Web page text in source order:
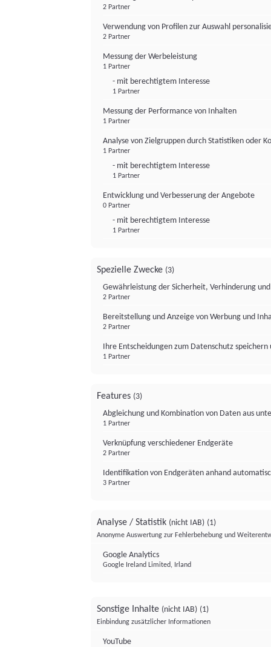
2 Partner
Verwendung von Profilen zur Auswahl
2 Partner
Messung der Werbeleistung
1 Partner
- mit berechtigtem Interesse
1 Partner
Messung der Performance von Inhalten
1 Partner
Analyse von Zielgruppen durch Statistiken oder
1 Partner
- mit berechtigtem Interesse
1 Partner
Entwicklung und Verbesserung der Angebote
0 Partner
- mit berechtigtem Interesse
1 Partner
Spezielle Zwecke (3)
Gewährleistung der Sicherheit, Verhinderung
2 Partner
Bereitstellung und Anzeige von Werbung und
2 Partner
Ihre Entscheidungen zum Datenschutz
1 Partner
Features (3)
Abgleichung und Kombination von Daten aus
1 Partner
Verknüpfung verschiedener Endgeräte
2 Partner
Identifikation von Endgeräten anhand
3 Partner
Analyse / Statistik (nicht IAB) (1)
Anonyme Auswertung zur Fehlerbehebung und
Google Analytics
Google Ireland Limited, Irland
Sonstige Inhalte (nicht IAB) (1)
Einbindung zusätzlicher Informationen
YouTube